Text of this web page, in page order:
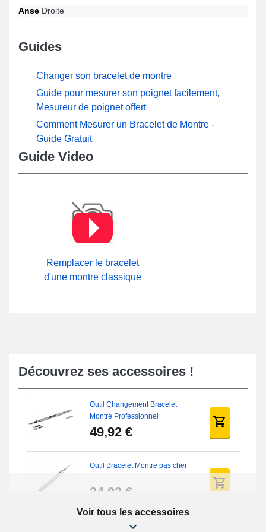
Anse Droite
Guides
Changer son bracelet de montre
Guide pour mesurer son poignet facilement,
Mesureur de poignet offert
Comment Mesurer un Bracelet de Montre -
Guide Gratuit
Guide Video
Remplacer le bracelet
d'une montre classique
Découvrez ses accessoires !
Outil Changement Bracelet
Montre Professionnel
49,92 €
Outil Bracelet Montre pas cher
34,92 €
Kit Réparation Montre Débutant
Voir tous les accessoires